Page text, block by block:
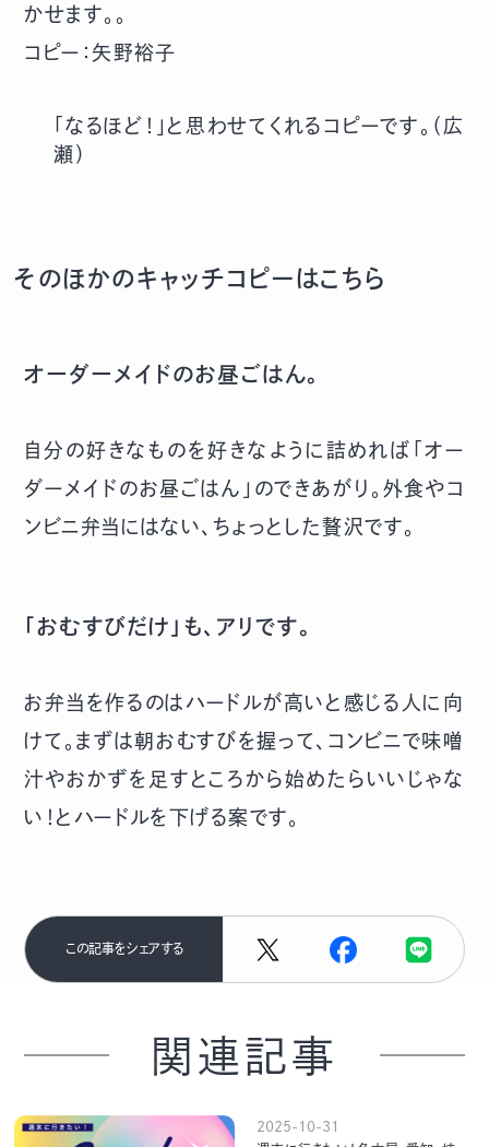
かせます。。
コピー：矢野裕子
「なるほど！」と思わせてくれるコピーです。（広
瀬）
そのほかのキャッチコピーはこちら
オーダーメイドのお昼ごはん。
自分の好きなものを好きなように詰めれば「オー
ダーメイドのお昼ごはん」のできあがり。外食やコ
ンビニ弁当にはない、ちょっとした贅沢です。
「おむすびだけ」も、アリです。
お弁当を作るのはハードルが高いと感じる人に向
けて。まずは朝おむすびを握って、コンビニで味噌
汁やおかずを足すところから始めたらいいじゃな
い！とハードルを下げる案です。
この記事をシェアする
関連記事
2025-10-31